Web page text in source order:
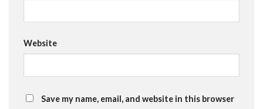
Website
Save my name, email, and website in this browser